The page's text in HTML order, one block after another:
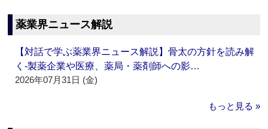
薬業界ニュース解説
【対話で学ぶ薬業界ニュース解説】骨太の方針を読み解
く‐製薬企業や医療、薬局・薬剤師への影…
2026年07月31日 (金)
もっと見る »